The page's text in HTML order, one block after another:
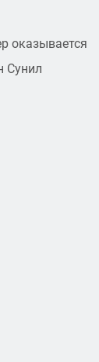
оказывается
Сунил